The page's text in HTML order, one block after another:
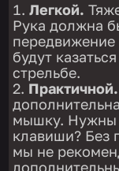
Легкой.
Рука должна
будут
стрельбе.
Практичной.
мышку. Нужны
клавиши? Без
мы не